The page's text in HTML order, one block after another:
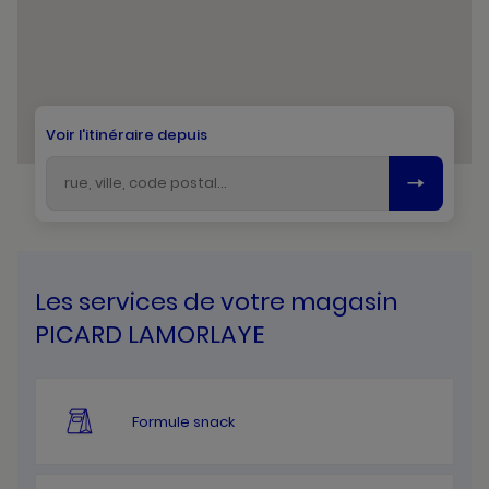
Voir l'itinéraire depuis
Les services de votre magasin
PICARD LAMORLAYE
Formule snack